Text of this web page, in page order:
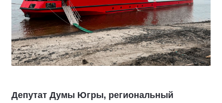
Депутат Думы Югры, региональный